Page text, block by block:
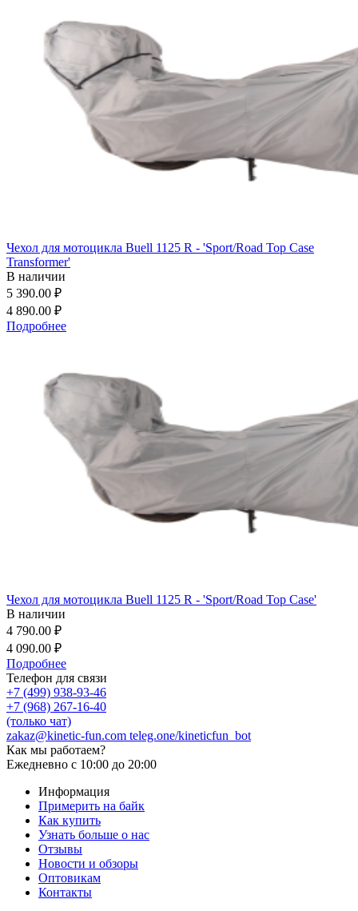
Чехол для мотоцикла Buell 1125 R - 'Sport/Road Top Case
Transformer'
В наличии
5 390.00 ₽
4 890.00 ₽
Подробнее
Чехол для мотоцикла Buell 1125 R - 'Sport/Road Top Case'
В наличии
4 790.00 ₽
4 090.00 ₽
Подробнее
Телефон для связи
+7 (499) 938-93-46
+7 (968) 267-16-40
(только чат)
zakaz@kinetic-fun.com teleg.one/kineticfun_bot
Как мы работаем?
Ежедневно с 10:00 до 20:00
Информация
Примерить на байк
Как купить
Узнать больше о нас
Отзывы
Новости и обзоры
Оптовикам
Контакты